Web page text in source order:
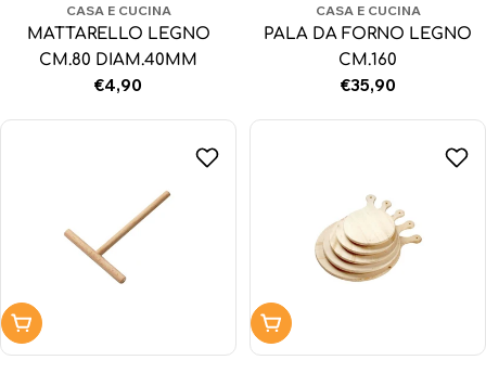
CASA E CUCINA
MATTARELLO LEGNO
CM.80 DIAM.40MM
Prezzo
€4,90
CASA E CUCINA
PALA DA FORNO LEGNO
CM.160
Prezzo
€35,90
Aggiungi al carrello Aggiungi al carrello